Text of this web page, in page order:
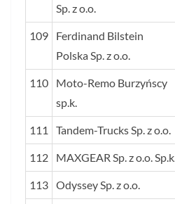
Sp. z o.o.
109
Ferdinand Bilstein
Polska Sp. z o.o.
110
Moto-Remo Burzyńscy
sp.k.
111 Tandem-Trucks Sp. z o.o.
112 MAXGEAR Sp. z o.o. Sp.k.
113 Odyssey Sp. z o.o.